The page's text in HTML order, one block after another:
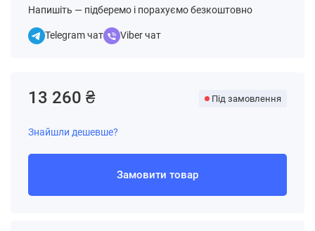
Напишіть — підберемо і порахуємо безкоштовно
Telegram чат Viber чат
13 260 ₴ Під замовлення
Знайшли дешевше?
Замовити товар